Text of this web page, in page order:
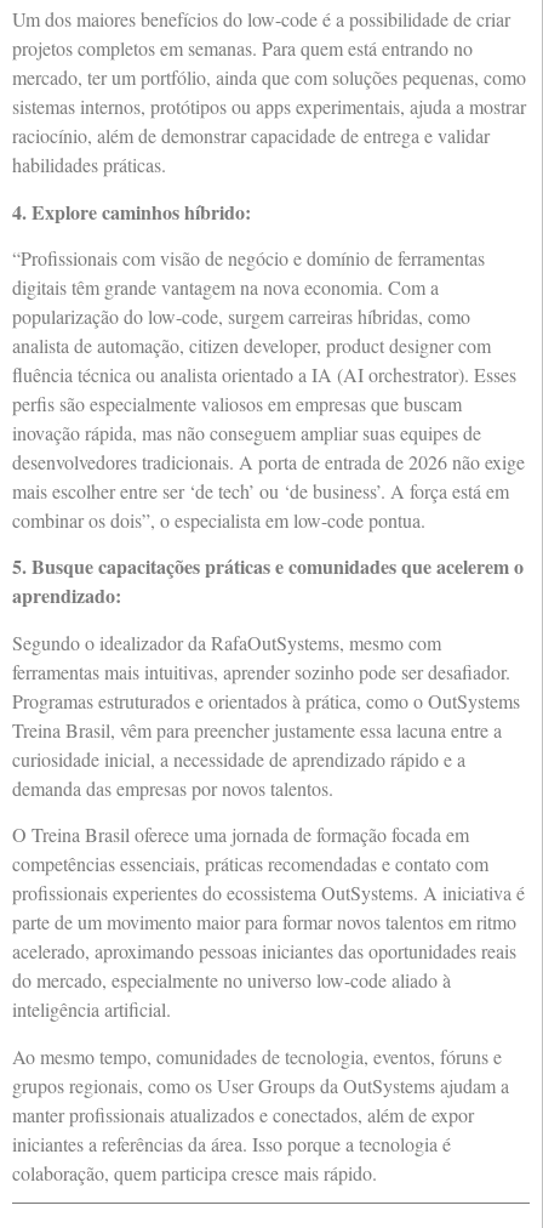
Um dos maiores benefícios do low-code é a possibilidade de criar
projetos completos em semanas. Para quem está entrando no
mercado, ter um portfólio, ainda que com soluções pequenas, como
sistemas internos, protótipos ou apps experimentais, ajuda a mostrar
raciocínio, além de demonstrar capacidade de entrega e validar
habilidades práticas.
4. Explore caminhos híbrido:
“Profissionais com visão de negócio e domínio de ferramentas
digitais têm grande vantagem na nova economia. Com a
popularização do low-code, surgem carreiras híbridas, como
analista de automação, citizen developer, product designer com
fluência técnica ou analista orientado a IA (AI orchestrator). Esses
perfis são especialmente valiosos em empresas que buscam
inovação rápida, mas não conseguem ampliar suas equipes de
desenvolvedores tradicionais. A porta de entrada de 2026 não exige
mais escolher entre ser ‘de tech’ ou ‘de business’. A força está em
combinar os dois”, o especialista em low-code pontua.
5. Busque capacitações práticas e comunidades que acelerem o
aprendizado:
Segundo o idealizador da RafaOutSystems, mesmo com
ferramentas mais intuitivas, aprender sozinho pode ser desafiador.
Programas estruturados e orientados à prática, como o OutSystems
Treina Brasil, vêm para preencher justamente essa lacuna entre a
curiosidade inicial, a necessidade de aprendizado rápido e a
demanda das empresas por novos talentos.
O Treina Brasil oferece uma jornada de formação focada em
competências essenciais, práticas recomendadas e contato com
profissionais experientes do ecossistema OutSystems. A iniciativa é
parte de um movimento maior para formar novos talentos em ritmo
acelerado, aproximando pessoas iniciantes das oportunidades reais
do mercado, especialmente no universo low-code aliado à
inteligência artificial.
Ao mesmo tempo, comunidades de tecnologia, eventos, fóruns e
grupos regionais, como os User Groups da OutSystems ajudam a
manter profissionais atualizados e conectados, além de expor
iniciantes a referências da área. Isso porque a tecnologia é
colaboração, quem participa cresce mais rápido.